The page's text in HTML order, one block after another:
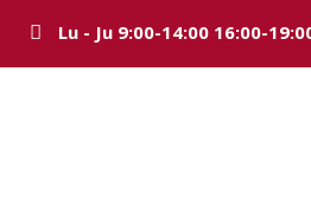
Lu - Ju 9:00-14:00 16:00-